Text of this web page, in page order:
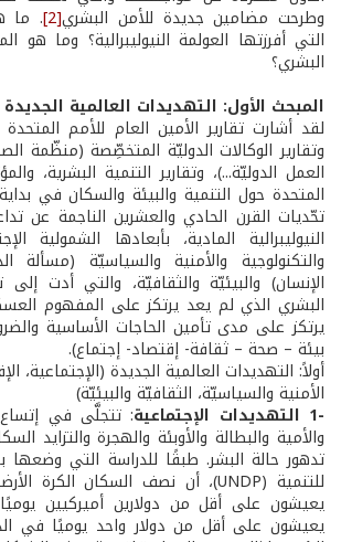
وطرحت مضامين جديدة للأمن البشري[2] . ما
التي أفرزتها العولمة النيوليبرالية؟ وما هو
البشري؟
المبحث الأول: التهديدات العالمية الجديدة
لقد أشارت تقارير الأمين العام للأمم
وتقارير الوكالات الدوليّة المتخصِّصة (منظّمة
العمل الدوليّة...)، وتقارير التنمية البشرية،
المتحدة حول التنمية والبيئة والسكان في بداية
تحّديات القرن الحادي والعشرين الناجمة عن
النيوليبرالية المادية، بأبعادها الشمولية
والتكنولوجية والأمنية والسياسيّة (مسألة
الإنسان) والبيئيّة والثقافيّة، والتي أدت
البشري الذي لم يعد يرتكز على المفهوم
يرتكز على مدى تأمين الحاجات الأساسية
بيئة – صحة – ثقافة- إقتصاد- إجتماع).
أولاً: التهديدات العالمية الجديدة (الإجتماعية،
الأمنية والسياسيّة، الثقافيّة والبيئيّة)
-1 التهديدات الإجتماعية : تتجلَّى في إتساع
والأمية والبطالة والأوبئة والهجرة والتزايد
تدهور حالة البشر. طبقًا للدراسة التي وضعها
يعيشون على أقل من دولار واحد يوميًا في